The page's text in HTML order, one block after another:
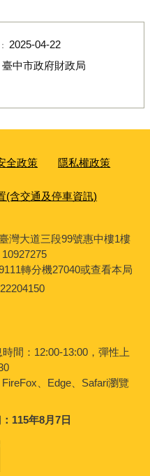
2025-04-22
臺中市政府財政局
全政策 隱私權政策
(含交通及停車資訊)
灣大道三段99號惠中樓1樓
轉分機27040或查看本局
間：12:00-13:00，彈性上
、Edge、Safari瀏覽
115年8月7日